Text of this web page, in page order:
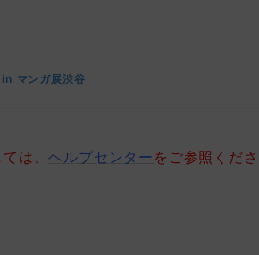
マンガ展渋谷
ては、ヘルプセンター をご参照くださ